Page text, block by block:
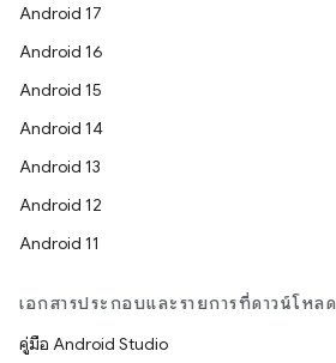
Android 17
Android 16
Android 15
Android 14
Android 13
Android 12
Android 11
เอกสารประกอบและรายการที่ดาวน์โหลด
คู่มือ Android Studio